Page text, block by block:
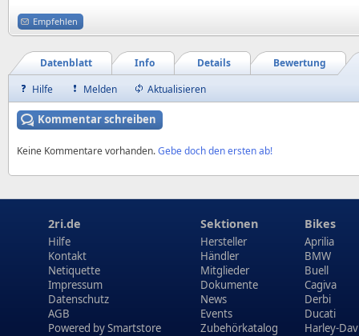
Empfehlen
Bewertung
Details
Info
Datenblatt
Hilfe
Melden Aktualisieren
Kommentar schreiben
Keine Kommentare vorhanden.Gebe doch den ersten ab!
2ri.de
Hilfe
Kontakt
Netiquette
Impressum
Datenschutz
AGB
Powered bySmartstore
Sektionen
Hersteller
Händler
Mitglieder
Dokumente
News
Events
Zubehörkatalog
Bikes
Aprilia
BMW
Buell
Cagiva
Derbi
Ducati
Harley-